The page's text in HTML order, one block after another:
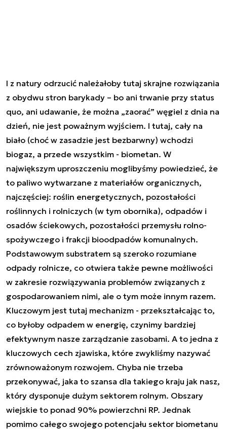
I z natury odrzucić należałoby tutaj skrajne rozwiązania
z obydwu stron barykady – bo ani trwanie przy status
quo, ani udawanie, że można „zaorać” węgiel z dnia na
dzień, nie jest poważnym wyjściem. I tutaj, cały na
biało (choć w zasadzie jest bezbarwny) wchodzi
biogaz, a przede wszystkim - biometan. W
największym uproszczeniu moglibyśmy powiedzieć, że
to paliwo wytwarzane z materiałów organicznych,
najczęściej: roślin energetycznych, pozostałości
roślinnych i rolniczych (w tym obornika), odpadów i
osadów ściekowych, pozostałości przemysłu rolno-
spożywczego i frakcji bioodpadów komunalnych.
Podstawowym substratem są szeroko rozumiane
odpady rolnicze, co otwiera także pewne możliwości
w zakresie rozwiązywania problemów związanych z
gospodarowaniem nimi, ale o tym może innym razem.
Kluczowym jest tutaj mechanizm - przekształcając to,
co byłoby odpadem w energię, czynimy bardziej
efektywnym nasze zarządzanie zasobami. A to jedna z
kluczowych cech zjawiska, które zwykliśmy nazywać
zrównoważonym rozwojem. Chyba nie trzeba
przekonywać, jaka to szansa dla takiego kraju jak nasz,
który dysponuje dużym sektorem rolnym. Obszary
wiejskie to ponad 90% powierzchni RP. Jednak
pomimo całego swojego potencjału sektor biometanu